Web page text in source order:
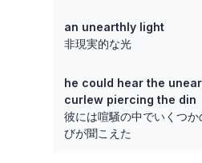
an unearthly light
非現実的な光
he could hear the
curlew piercing the din
彼には喧騒の中でいくつ
びが聞こえた